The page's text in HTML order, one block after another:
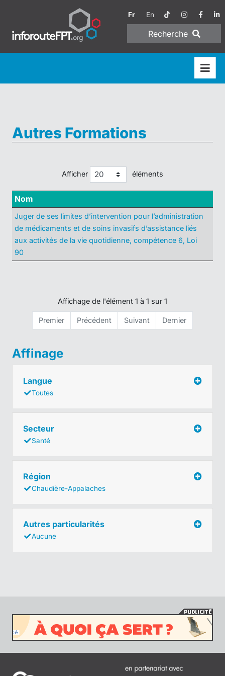
Fr En
Recherche
Autres Formations
Afficher éléments
Nom
Juger de ses limites d’intervention pour l’administration
de médicaments et de soins invasifs d’assistance liés
aux activités de la vie quotidienne, compétence 6, Loi
90
Affichage de l'élément 1 à 1 sur 1
Premier Précédent Suivant Dernier
Affinage
Langue
Toutes
Secteur
Santé
Région
Chaudière-Appalaches
Autres particularités
Aucune